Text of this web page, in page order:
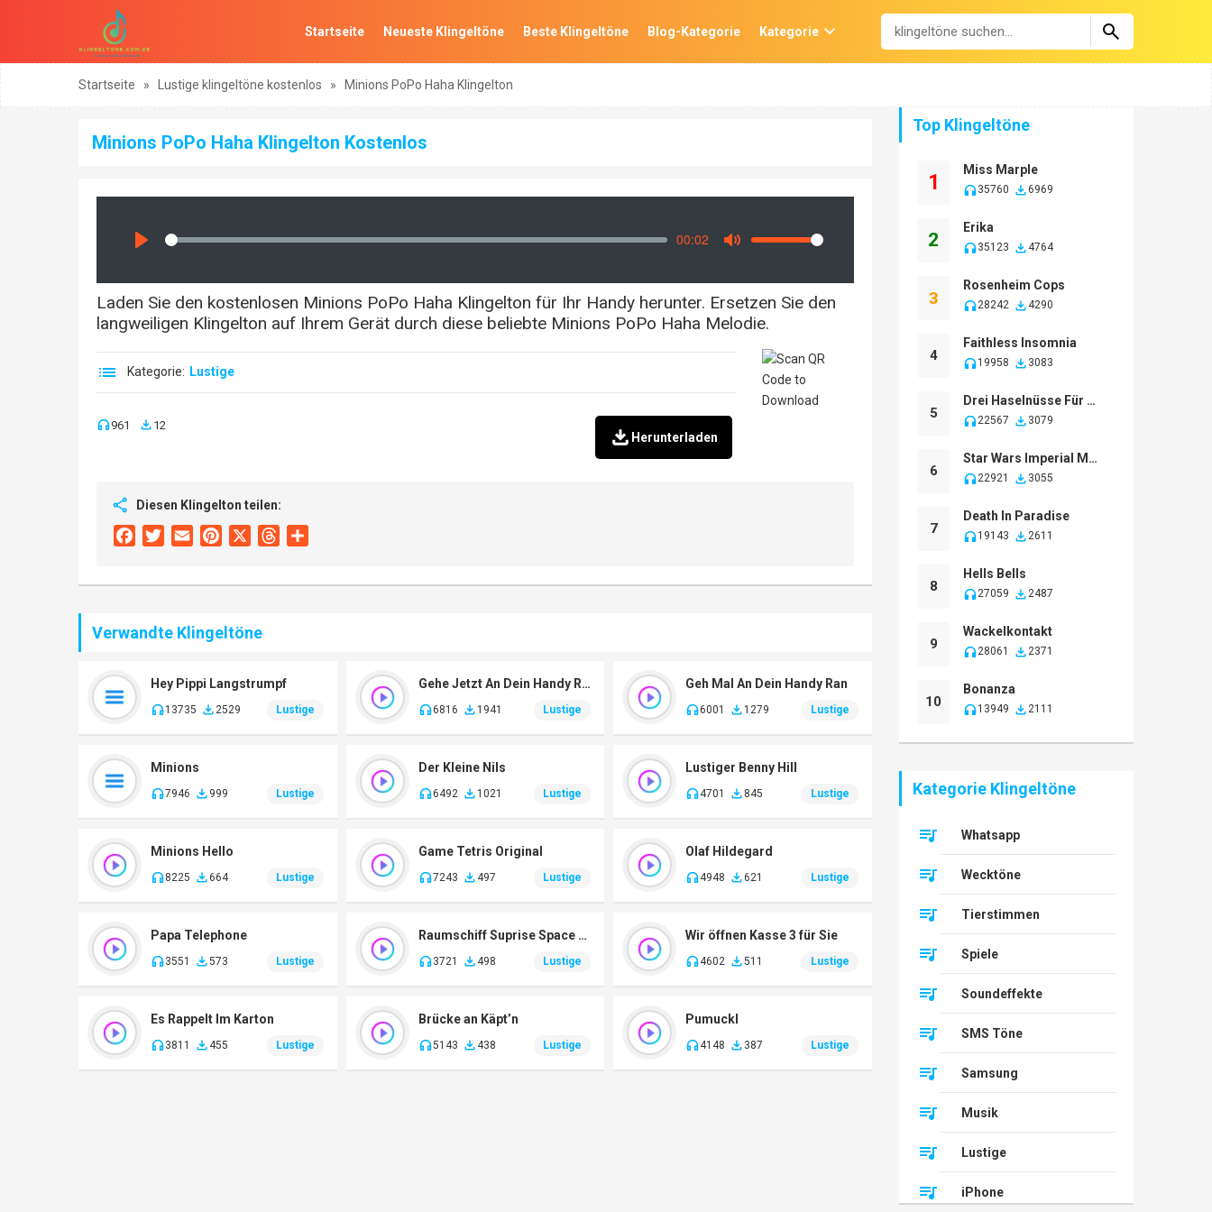
Startseite Neueste Klingeltöne Beste Klingeltöne Blog-Kategorie Kategorie
Startseite » Lustige klingeltöne kostenlos » Minions PoPo Haha Klingelton
Minions PoPo Haha Klingelton Kostenlos
Seek
00:02
Volume
Laden Sie den kostenlosen Minions PoPo Haha Klingelton für Ihr Handy herunter. Ersetzen Sie den
langweiligen Klingelton auf Ihrem Gerät durch diese beliebte Minions PoPo Haha Melodie.
Kategorie: Lustige
961 12
Herunterladen
Diesen Klingelton teilen:
FacebookTwitterEmail Pinterest Threads
Verwandte Klingeltöne
Hey Pippi Langstrumpf
13735 2529 Lustige
Gehe Jetzt An Dein Handy Ran
6816 1941 Lustige
Geh Mal An Dein Handy Ran
6001 1279 Lustige
Minions
7946 999 Lustige
Der Kleine Nils
6492 1021 Lustige
Lustiger Benny Hill
4701 845 Lustige
Minions Hello
8225 664 Lustige
Game Tetris Original
7243 497 Lustige
Olaf Hildegard
4948 621 Lustige
Papa Telephone
3551 573 Lustige
Raumschiff Suprise Space Taxi
3721 498 Lustige
Wir öffnen Kasse 3 für Sie
4602 511 Lustige
Es Rappelt Im Karton
3811 455 Lustige
Brücke an Käpt’n
5143 438 Lustige
Pumuckl
4148 387 Lustige
Top Klingeltöne
1
Miss Marple
35760 6969
2
Erika
35123 4764
3
Rosenheim Cops
28242 4290
4
Faithless Insomnia
19958 3083
5
Drei Haselnüsse Für Aschenbrödel
22567 3079
6
Star Wars Imperial March
22921 3055
7
Death In Paradise
19143 2611
8
Hells Bells
27059 2487
9
Wackelkontakt
28061 2371
10
Bonanza
13949 2111
Kategorie Klingeltöne
Whatsapp
Wecktöne
Tierstimmen
Spiele
Soundeffekte
SMS Töne
Samsung
Musik
Lustige
iPhone